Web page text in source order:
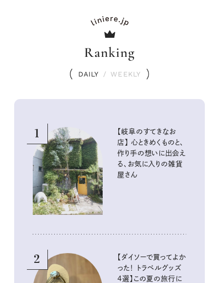
Ranking
DAILY / WEEKLY
1
【岐阜のすてきなお
店】 心ときめくものと、
作り手の想いに出会え
る、お気に入りの雑貨
屋さん
2
【ダイソーで買ってよか
った！ トラベルグッズ
4選】この夏の旅行に